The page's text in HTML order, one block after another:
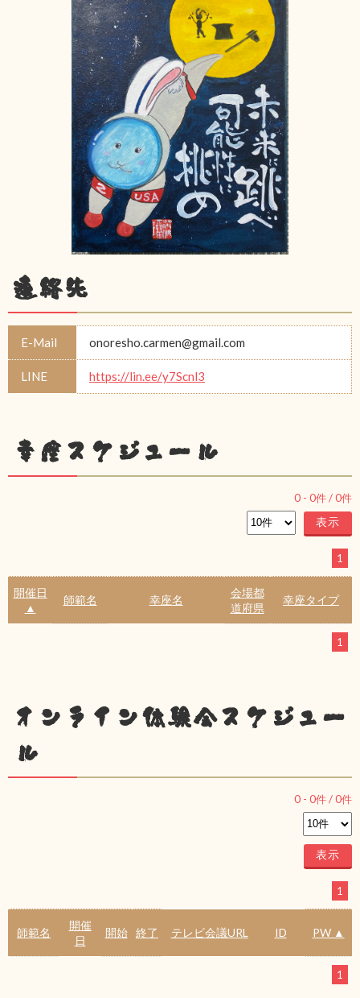
連絡先
E-Mail onoresho.carmen@gmail.com
LINE https://lin.ee/y7Scnl3
幸座スケジュール
0 - 0件 /0件
1
開催日
▲
師範名 幸座名
会場都
道府県
幸座タイプ
1
オンライン体験会スケジュー
ル
0 - 0件 /0件
1
師範名
開催
日
開始 終了 テレビ会議URL ID PW ▲
1